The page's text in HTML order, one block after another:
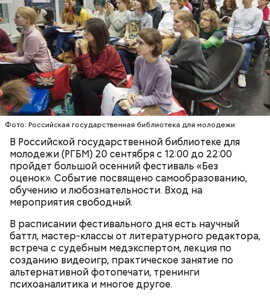
Фото: Российская государственная библиотека для молодежи
В Российской государственной библиотеке для
молодежи (РГБМ) 20 сентября с 12:00 до 22:00
пройдет большой осенний фестиваль «Без
оценок». Событие посвящено самообразованию,
обучению и любознательности. Вход на
мероприятия свободный.
В расписании фестивального дня есть научный
баттл, мастер-классы от литературного редактора,
встреча с судебным медэкспертом, лекция по
созданию видеоигр, практическое занятие по
альтернативной фотопечати, тренинги
психоаналитика и многое другое.
Также существует раздел «Стать партнером»,
который будет полезен представителям бизнеса. В
нем можно найти информацию о том, какие
преимущества дает предпринимателям участие в
программе лояльности. Там же можно заполнить и
отправить заявку на присоединение к ней.
Кто может получить карту москвича
Ботанический сад РАН;
ВДНХ;
Лосиный Остров;
Измайловский парк;
Кемеровский лесопарк;
Парк 850-летия Москвы;
Братеевскую пойму;
Борисовские пруды;
Царицыно;
Битцевский лес;
Теплый Стан;
Карта маршрута
Фото: Пресс-служба ЦОДД
Исследователи считают, что в Большом
Гнездниковском переулке Михаил Булгаков
Дом Грибоедова